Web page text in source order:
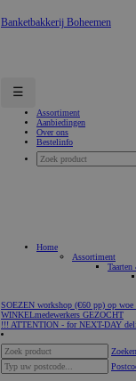
Banketbakkerij Boheemen
☰
Assortiment
Aanbiedingen
Over ons
Bestelinfo
Home
Assortiment
SOEZEN workshop (€60 pp) op
WINKELmedewerkers GEZOCHT
!!! ATTENTION - for NEXT-DAY
Zoeken